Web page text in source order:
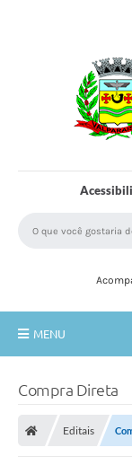
MENU
A Nossa Cidade
Compra Direta
Editais